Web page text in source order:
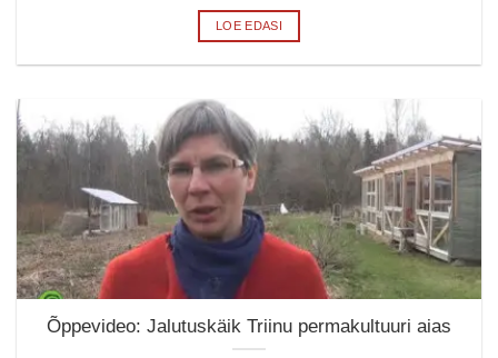
LOE EDASI
Õppevideo: Jalutuskäik Triinu permakultuuri aias